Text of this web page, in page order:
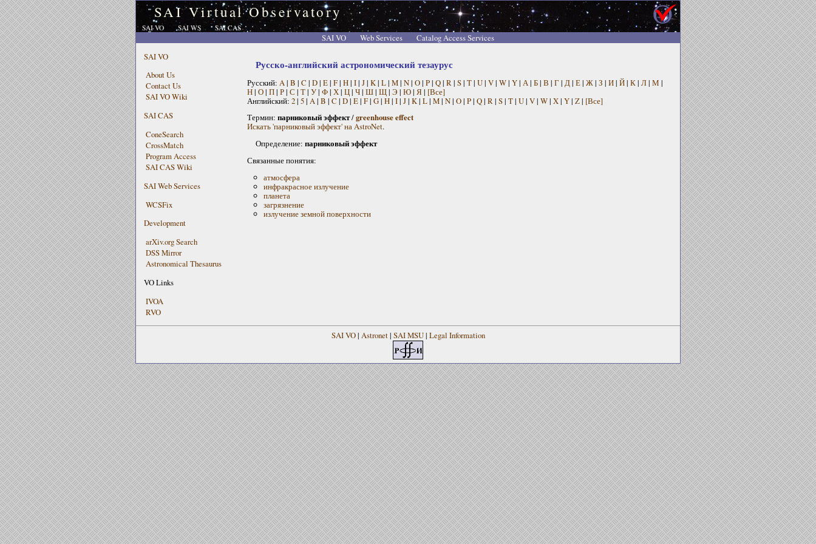
SAI Virtual Observatory
SAI VO SAI WS SAI CAS
SAI VO Web Services
Catalog Access Services
SAI VO
About Us
Contact Us
SAI VO Wiki
SAI CAS
ConeSearch
CrossMatch
Program Access
SAI CAS Wiki
SAI Web Services
WCSFix
Development
arXiv.org Search
DSS Mirror
Astronomical Thesaurus
VO Links
IVOA
RVO
Русско-английский астрономический тезаурус
Русский: A | B | C | D| E| F| H| I| J| K| L| M| N| O| P| Q| R | S| T| U| V| W| Y| А | Б| В | Г | Д| Е| Ж| З | И| Й| К| Л| М |
Н| О| П| Р| С | Т| У| Ф| Х| Ц| Ч| Ш| Щ| Э | Ю| Я| [Все]
Английский: 2| 5| A | B | C | D| E| F| G| H| I| J| K| L| M| N| O| P| Q| R | S| T| U| V| W| X| Y| Z| [Все]
Термин: парниковый эффект/greenhouse effect
Искать 'парниковый эффект' на AstroNet.
Определение: парниковый эффект
Связанные понятия:
атмосфера
инфракрасное излучение
планета
загрязнение
излучение земной поверхности
SAI VO| Astronet| SAI MSU| Legal Information